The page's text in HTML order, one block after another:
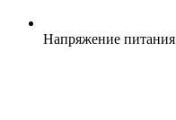
Напряжение питания